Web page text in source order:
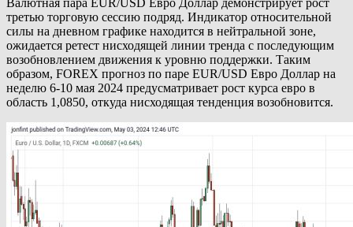
третью торговую сессию подряд. Индикатор относительной
силы на дневном графике находится в нейтральной зоне,
ожидается ретест нисходящей линии тренда с последующим
возобновлением движения к уровню поддержки. Таким
образом, FOREX прогноз по паре EUR/USD Евро Доллар на
неделю 6-10 мая 2024 предусматривает рост курса евро в
область 1,0850, откуда нисходящая тенденция возобновится.